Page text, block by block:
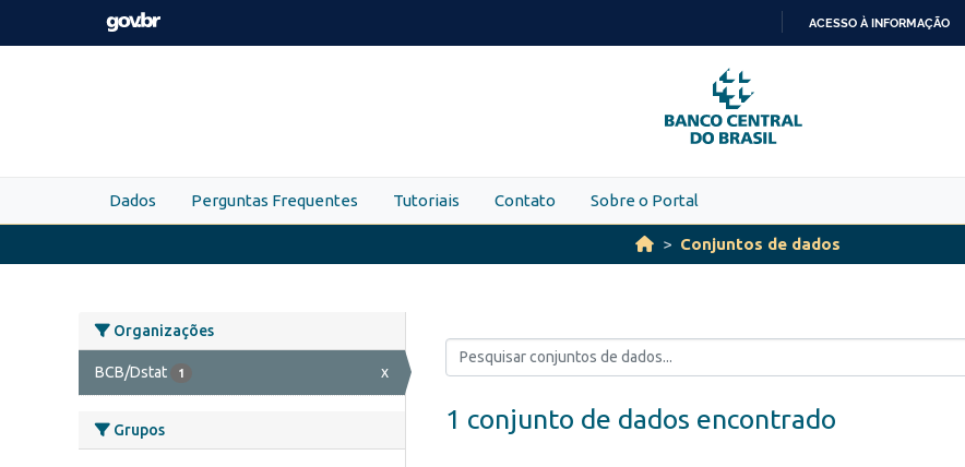
Skip to main content
PARA
O
CONTEÚDO
ACESSO À INFORMAÇÃO
Dados Perguntas Frequentes Tutoriais Contato Sobre o Portal
Conjuntos de dados
Organizações
BCB/Dstat 1 x
Grupos 1 conjunto de dados encontrado